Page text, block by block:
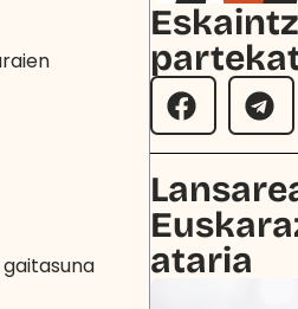
ataria